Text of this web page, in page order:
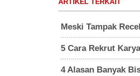
Meski Tampak
5 Cara Rekrut
4 Alasan Banyak